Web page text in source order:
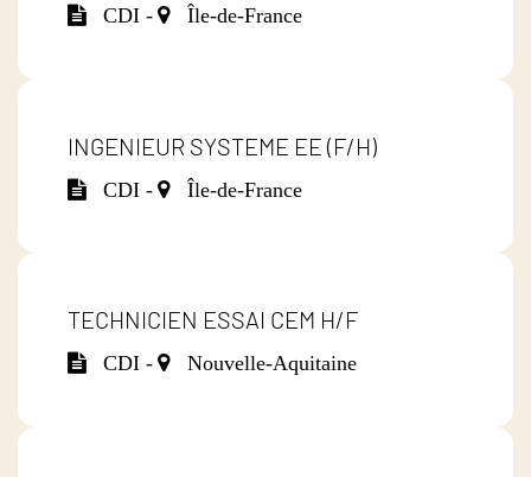
CDI - Île-de-France
INGENIEUR SYSTEME EE (F/H)
CDI - Île-de-France
TECHNICIEN ESSAI CEM H/F
CDI - Nouvelle-Aquitaine